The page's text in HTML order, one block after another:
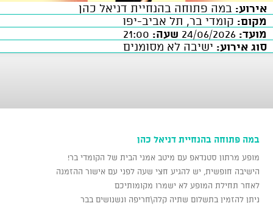
אירוע: במה פתוחה בהנחיית דניאל כהן
מקום: קומדי בר, תל אביב-יפו
מועד:
שעה:
סוג אירוע: ישיבה לא מסומנים
במה פתוחה בהנחיית דניאל כהן
מופע מרתון סטנדאפ עם מיטב אמני הבית של הקומדי בר!
הישיבה חופשית, יש להגיע חצי שעה לפני עם אישור ההזמנה
לאחר תחילת המופע לא ישמרו מקומותיכם
ניתן להזמין בתשלום שתיה קלה\חריפה ונשנושים בבר